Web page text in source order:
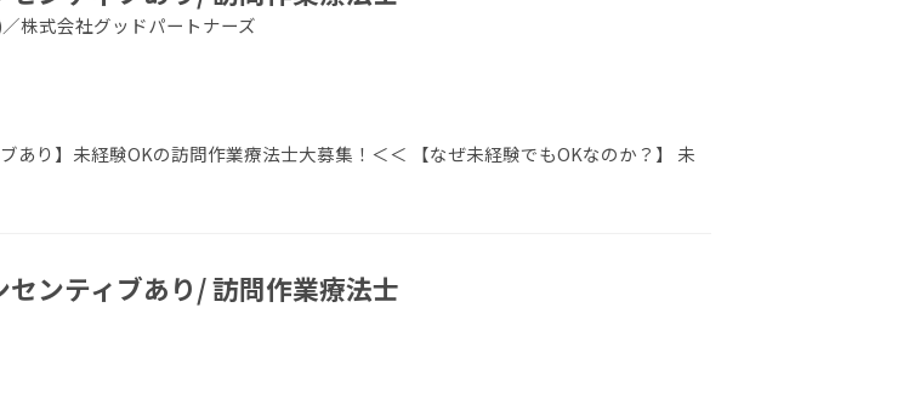
株式会社グッドパートナーズ
あり】未経験OKの訪問作業療法士大募集！＜＜ 【なぜ未経験でもOKなのか？】 未
ンティブあり/ 訪問作業療法士